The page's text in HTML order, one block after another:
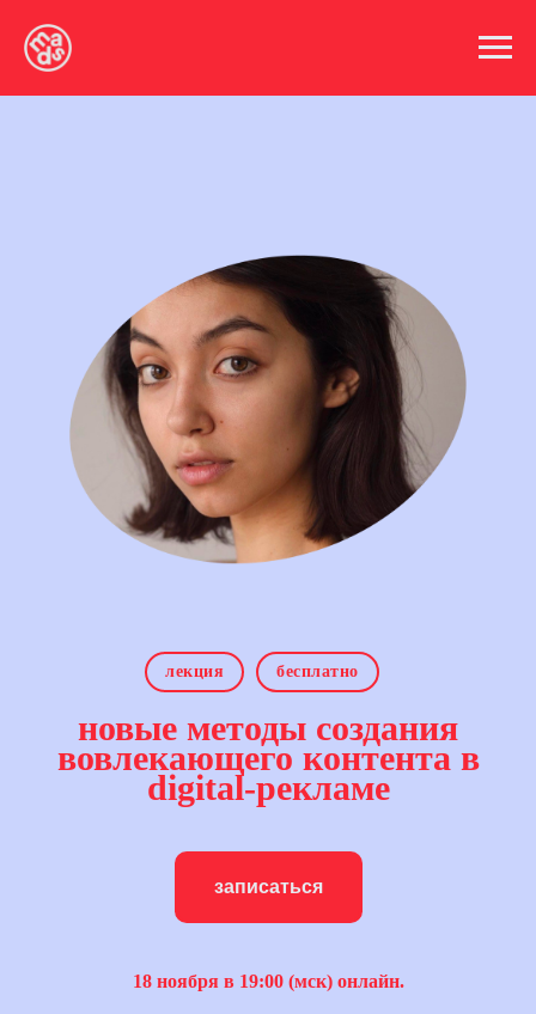
лекция бесплатно
новые методы создания
вовлекающего контента в
digital-рекламе
записаться
18 ноября в 19:00 (мск) онлайн.